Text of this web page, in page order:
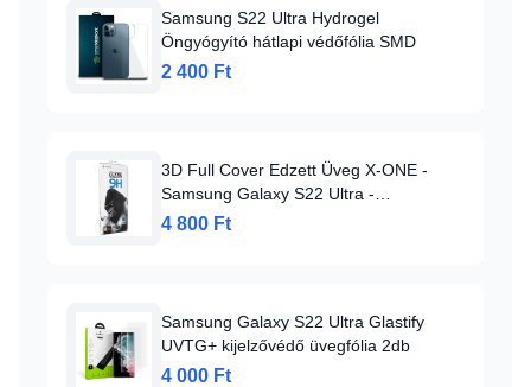
Samsung S22 Ultra Hydrogel
Öngyógyító hátlapi védőfólia SMD
2 400 Ft
3D Full Cover Edzett Üveg X-ONE -
Samsung Galaxy S22 Ultra -
ujjlenyomat-érzékelő működik -
4 800 Ft
Samsung Galaxy S22 Ultra Glastify
UVTG+ kijelzővédő üvegfólia 2db
4 000 Ft